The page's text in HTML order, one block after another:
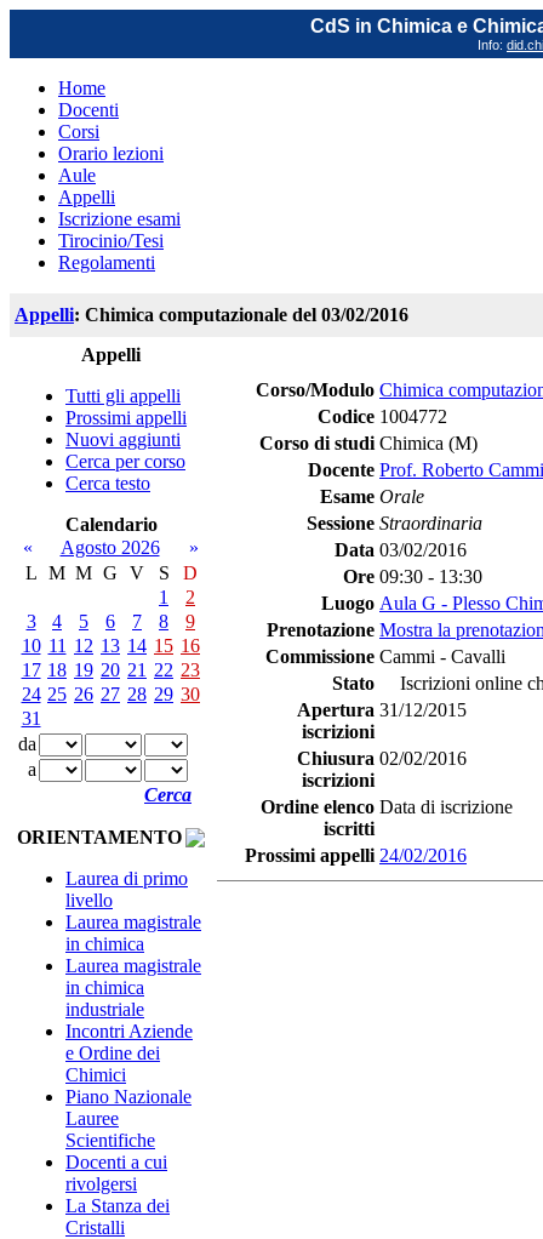
CdS in Chimica e
Info:
Home
Docenti
Corsi
Orario lezioni
Aule
Appelli
Iscrizione esami
Tirocinio/Tesi
Regolamenti
Appelli: Chimica computazionale del 03/02/2016
Appelli
Tutti gli appelli
Prossimi appelli
Nuovi aggiunti
Cerca per corso
Cerca testo
Calendario
«
Agosto 2026
»
L M M G V S
D
1
2
3
4 5 6 7 8
9
10 11 12 13 14 15 16
17 18 19 20 21 22 23
24 25 26 27 28 29 30
31
da
a
Cerca
ORIENTAMENTO
Laurea di primo
livello
Laurea magistrale
in chimica
Laurea magistrale
in chimica
industriale
Incontri Aziende
e Ordine dei
Chimici
Piano Nazionale
Lauree
Scientifiche
Docenti a cui
rivolgersi
La Stanza dei
Cristalli
Corso/Modulo Chimica
Codice 1004772
Corso di studi Chimica (M)
Docente Prof. Roberto Cammi
Esame Orale
Sessione Straordinaria
Data 03/02/2016
Ore 09:30 - 13:30
Luogo Aula G - Plesso
Prenotazione Mostra la
Commissione Cammi - Cavalli
Stato
Iscrizioni online
Apertura
iscrizioni
31/12/2015
Chiusura
iscrizioni
02/02/2016
Ordine elenco
iscritti
Data di iscrizione
Prossimi appelli 24/02/2016